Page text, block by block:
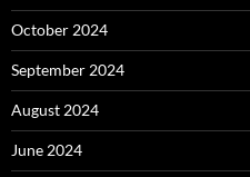
October 2024
September 2024
August 2024
June 2024